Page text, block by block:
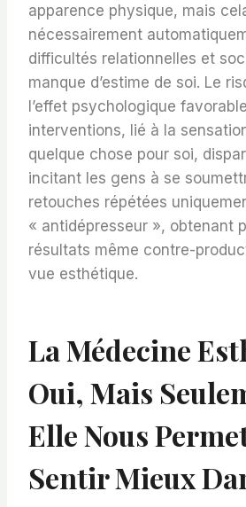
apparence physique, mais
nécessairement
difficultés relationnelles et
manque d’estime de soi. Le
l’effet psychologique
interventions, lié à la
quelque chose pour soi,
incitant les gens à se
retouches répétées
« antidépresseur », obtenant
résultats même contre-
vue esthétique.
La Médecine
Oui, Mais
Elle Nous
Sentir Mieux